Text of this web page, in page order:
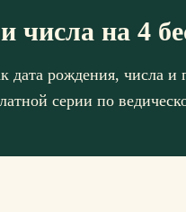
числа на 4
дата рождения, числа
серии по